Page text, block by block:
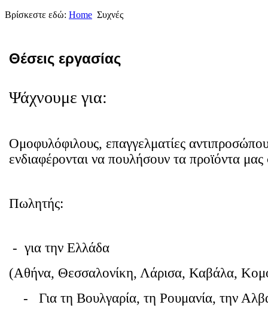
Βρίσκεστε εδώ: Home Συχνές
Θέσεις εργασίας
Ψάχνουμε για:
Ομοφυλόφιλους, επαγγελματίες
ενδιαφέρονται να πουλήσουν τα προϊόντα
Πωλητής:
- για την Ελλάδα
(Αθήνα, Θεσσαλονίκη, Λάρισα, Καβάλα,
- Για τη Βουλγαρία, τη Ρουμανία, την